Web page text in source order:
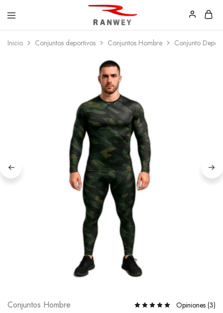
Ranwey
|
Tu
Estilo,
Inicio Conjuntos deportivos Conjuntos Hombre Conjunto
Conjuntos Hombre Opiniones (3)